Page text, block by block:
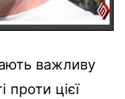
важливу
проти цієї